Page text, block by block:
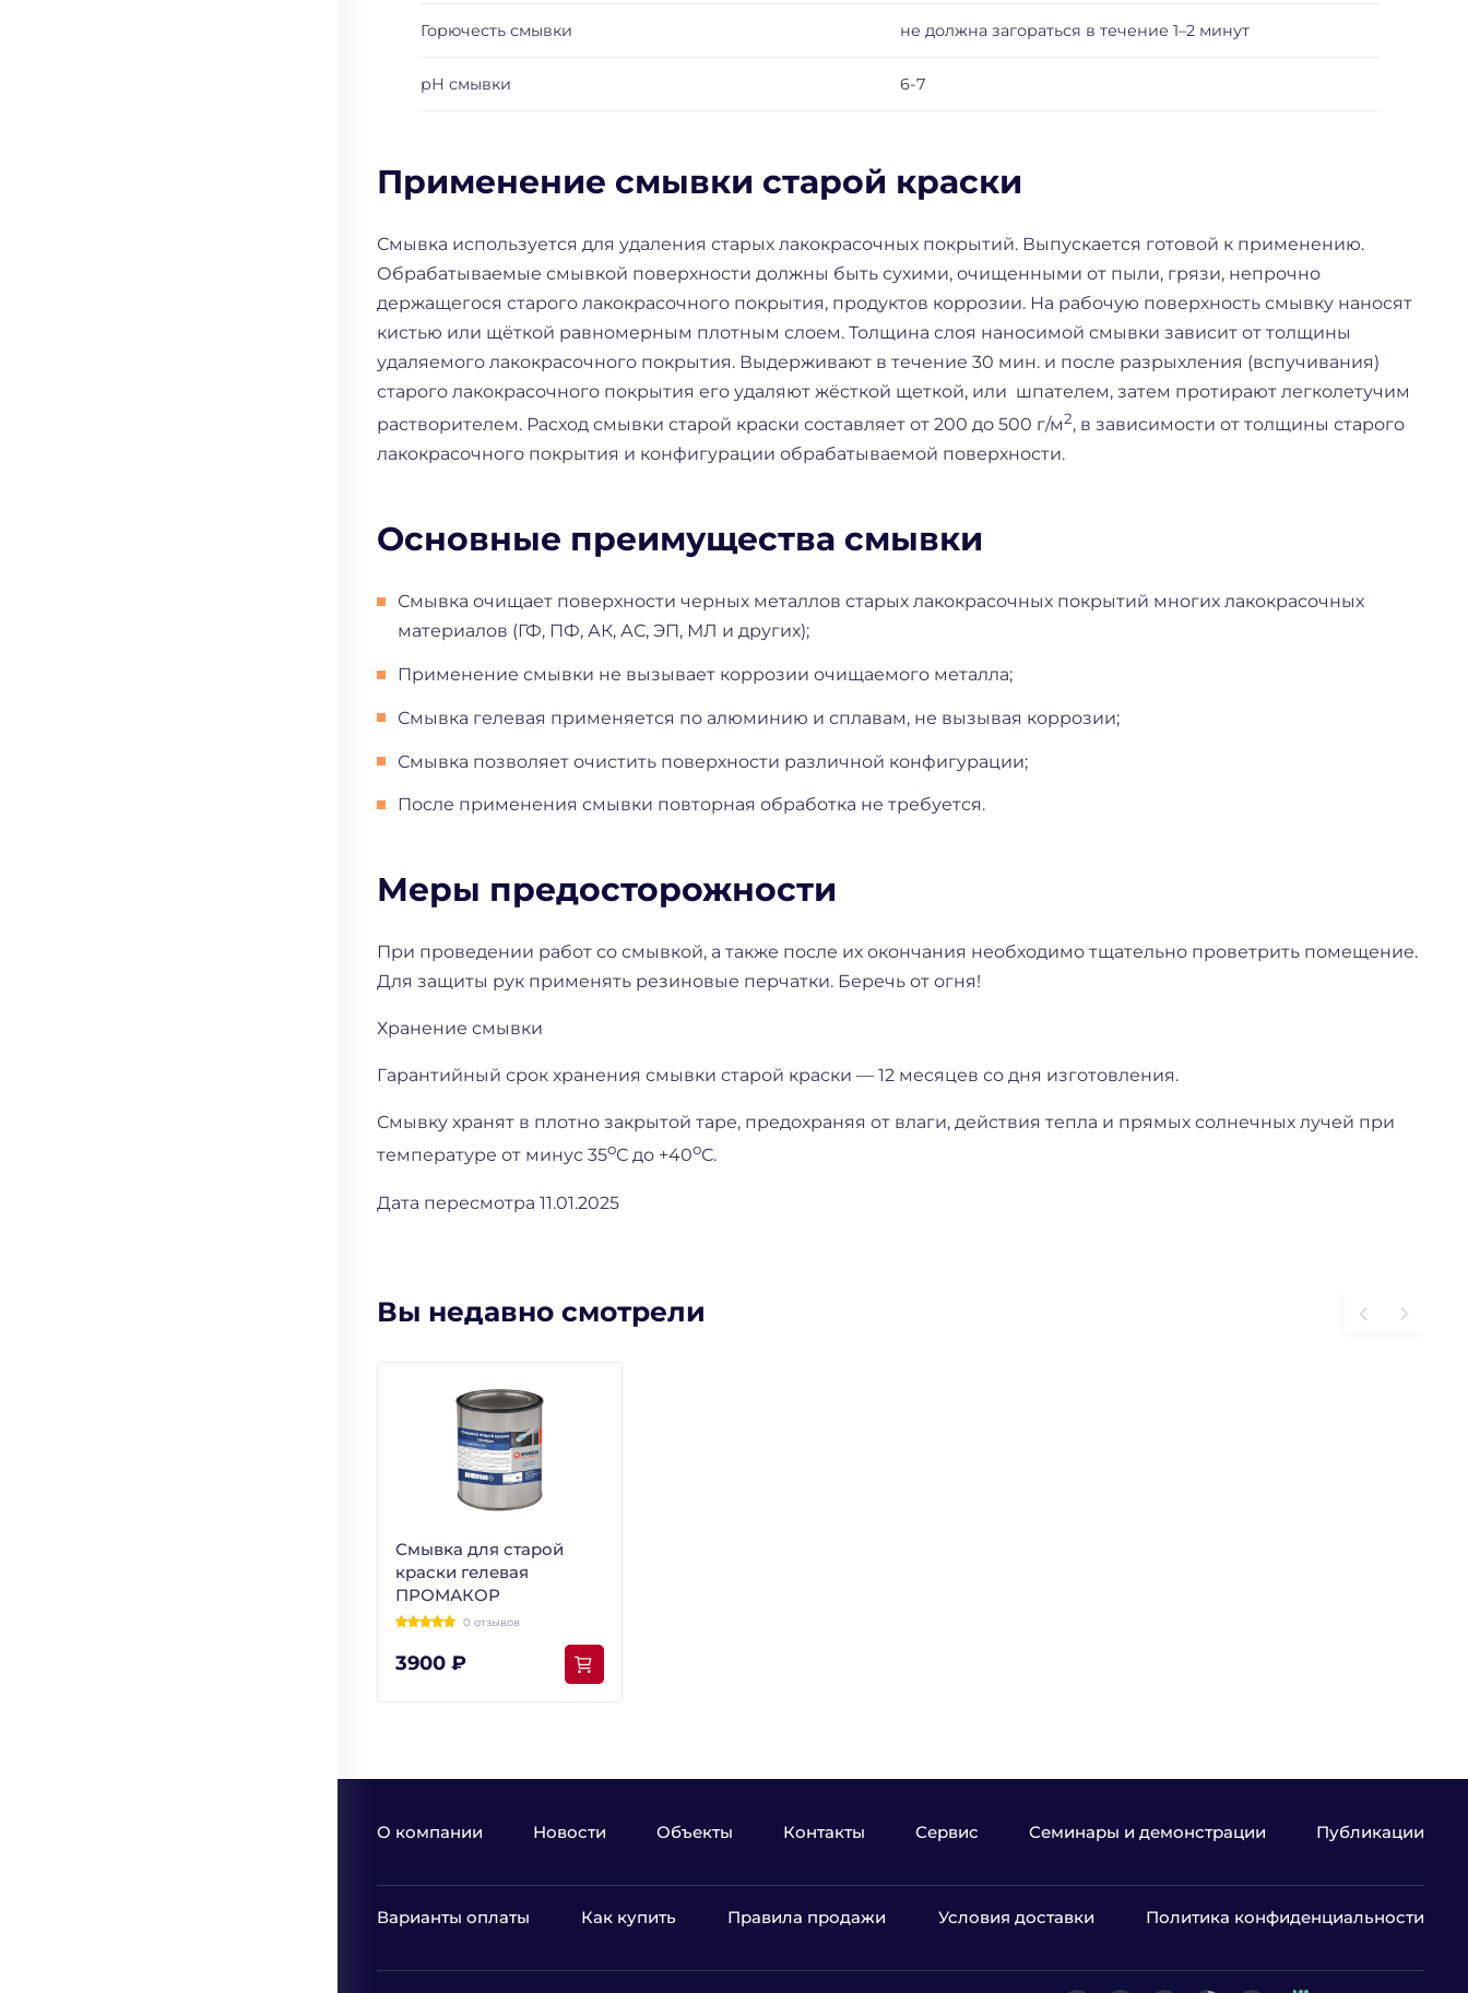
Горючесть смывки не должна загораться в течение 1–2 минут
рН смывки 6-7
Применение смывки старой краски
Смывка используется для удаления старых лакокрасочных покрытий. Выпускается готовой к применению.
Обрабатываемые смывкой поверхности должны быть сухими, очищенными от пыли, грязи, непрочно
держащегося старого лакокрасочного покрытия, продуктов коррозии. На рабочую поверхность смывку наносят
кистью или щёткой равномерным плотным слоем. Толщина слоя наносимой смывки зависит от толщины
удаляемого лакокрасочного покрытия. Выдерживают в течение 30 мин. и после разрыхления (вспучивания)
старого лакокрасочного покрытия его удаляют жёсткой щеткой, или шпателем, затем протирают легколетучим
растворителем. Расход смывки старой краски составляет от 200 до 500 г/м2, в зависимости от толщины старого
лакокрасочного покрытия и конфигурации обрабатываемой поверхности.
Основные преимущества смывки
Смывка очищает поверхности черных металлов старых лакокрасочных покрытий многих лакокрасочных
материалов (ГФ, ПФ, АК, АС, ЭП, МЛ и других);
Применение смывки не вызывает коррозии очищаемого металла;
Смывка гелевая применяется по алюминию и сплавам, не вызывая коррозии;
Смывка позволяет очистить поверхности различной конфигурации;
После применения смывки повторная обработка не требуется.
Меры предосторожности
При проведении работ со смывкой, а также после их окончания необходимо тщательно проветрить помещение.
Для защиты рук применять резиновые перчатки. Беречь от огня!
Хранение смывки
Гарантийный срок хранения смывки старой краски — 12 месяцев со дня изготовления.
Смывку хранят в плотно закрытой таре, предохраняя от влаги, действия тепла и прямых солнечных лучей при
температуре от минус 35оС до +40оС.
Дата пересмотра 11.01.2025
Вы недавно смотрели
Смывка для старой
краски гелевая
ПРОМАКОР
0 отзывов
3900 ₽
О компании Новости Объекты Контакты Сервис Семинары и демонстрации Публикации
Варианты оплаты Как купить Правила продажи Условия доставки Политика конфиденциальности